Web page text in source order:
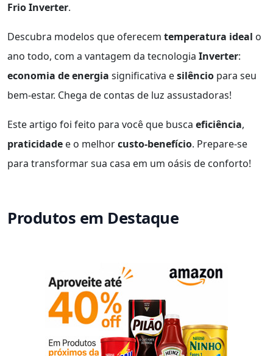
Frio Inverter.
Descubra modelos que oferecem temperatura ideal o
ano todo, com a vantagem da tecnologia Inverter:
economia de energia significativa esilêncio para seu
bem-estar. Chega de contas de luz assustadoras!
Este artigo foi feito para você que busca eficiência,
praticidade e o melhorcusto-benefício. Prepare-se
para transformar sua casa em um oásis de conforto!
Produtos em Destaque